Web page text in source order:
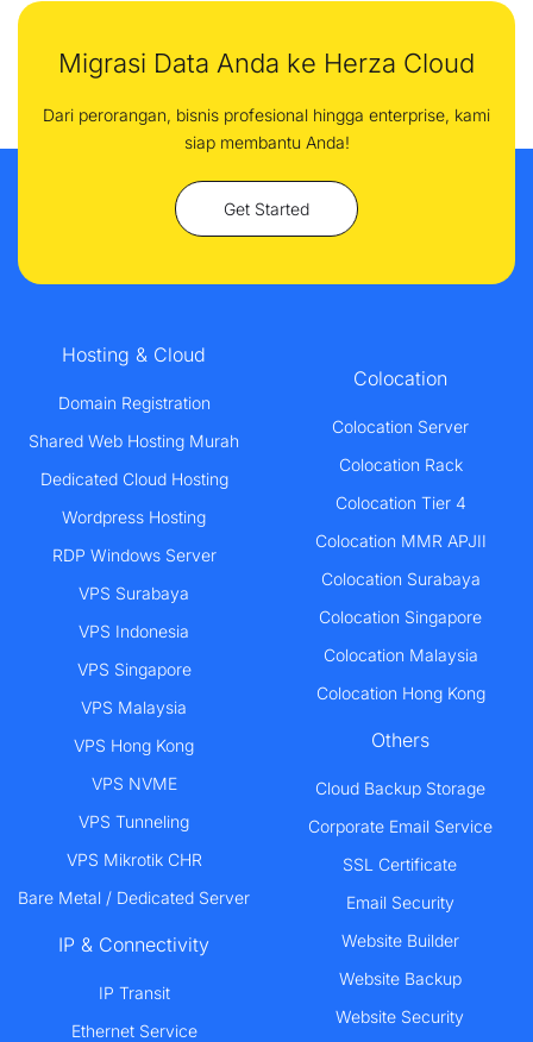
Migrasi Data Anda ke Herza Cloud
Dari perorangan, bisnis profesional hingga enterprise, kami
siap membantu Anda!
Get Started
Hosting & Cloud
Domain Registration
Shared Web Hosting Murah
Dedicated Cloud Hosting
Wordpress Hosting
RDP Windows Server
VPS Surabaya
VPS Indonesia
VPS Singapore
VPS Malaysia
VPS Hong Kong
VPS NVME
VPS Tunneling
VPS Mikrotik CHR
Bare Metal / Dedicated Server
IP & Connectivity
IP Transit
Ethernet Service
Colocation
Colocation Server
Colocation Rack
Colocation Tier 4
Colocation MMR APJII
Colocation Surabaya
Colocation Singapore
Colocation Malaysia
Colocation Hong Kong
Others
Cloud Backup Storage
Corporate Email Service
SSL Certificate
Email Security
Website Builder
Website Backup
Website Security